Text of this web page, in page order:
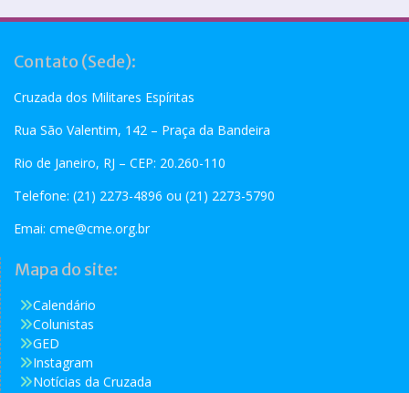
Contato (Sede):
Cruzada dos Militares Espíritas
Rua São Valentim, 142 – Praça da Bandeira
Rio de Janeiro, RJ – CEP: 20.260-110
Telefone: (21) 2273-4896 ou (21) 2273-5790
Emai: cme@cme.org.br
Mapa do site:
Calendário
Colunistas
GED
Instagram
Notícias da Cruzada